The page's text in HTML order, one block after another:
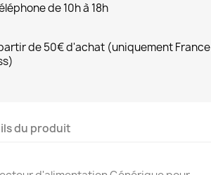
de 10h à 18h
de 50€ d'achat (uniquement France
du produit